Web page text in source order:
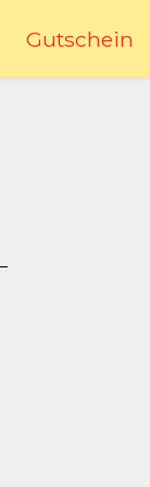
Gutschein